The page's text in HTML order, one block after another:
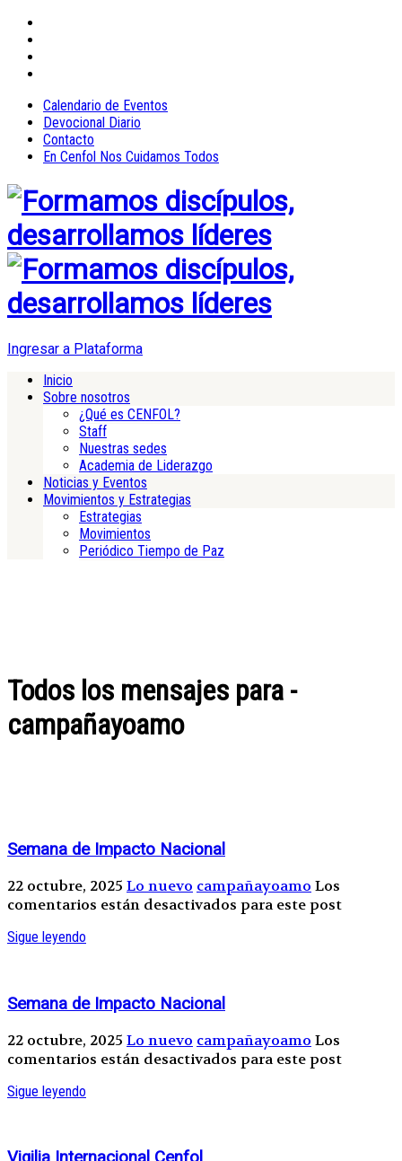
Calendario de Eventos
Devocional Diario
Contacto
En Cenfol Nos Cuidamos Todos
Ingresar a Plataforma
Inicio
Sobre nosotros
¿Qué es CENFOL?
Staff
Nuestras sedes
Academia de Liderazgo
Noticias y Eventos
Movimientos y Estrategias
Estrategias
Movimientos
Periódico Tiempo de Paz
Todos los mensajes para -
campañayoamo
Semana de Impacto Nacional
22 octubre, 2025 Lo nuevo campañayoamo Los
comentarios están desactivados para este post
Sigue leyendo
Semana de Impacto Nacional
22 octubre, 2025 Lo nuevo campañayoamo Los
comentarios están desactivados para este post
Sigue leyendo